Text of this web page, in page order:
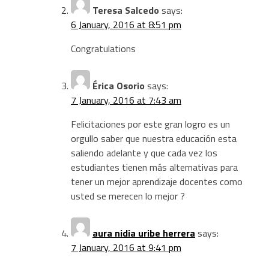
Teresa Salcedo says:
6 January, 2016 at 8:51 pm
Congratulations
Érica Osorio says:
7 January, 2016 at 7:43 am
Felicitaciones por este gran logro es un
orgullo saber que nuestra educación esta
saliendo adelante y que cada vez los
estudiantes tienen más alternativas para
tener un mejor aprendizaje docentes como
usted se merecen lo mejor ?
aura nidia uribe herrera says:
7 January, 2016 at 9:41 pm